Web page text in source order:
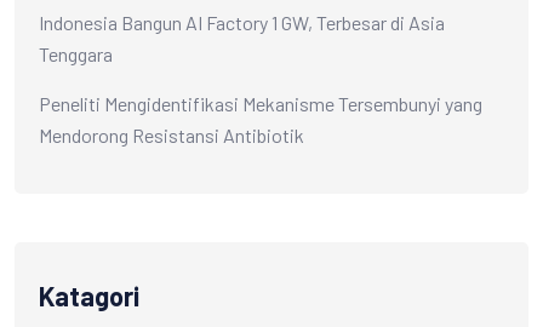
Indonesia Bangun AI Factory 1 GW, Terbesar di Asia
Tenggara
Peneliti Mengidentifikasi Mekanisme Tersembunyi yang
Mendorong Resistansi Antibiotik
Katagori